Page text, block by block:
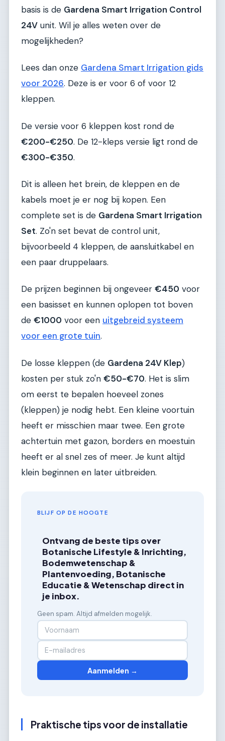
basis is de Gardena Smart Irrigation Control
24V unit. Wil je alles weten over de
mogelijkheden?
Lees dan onze Gardena Smart Irrigation gids
voor 2026. Deze is er voor 6 of voor 12
kleppen.
De versie voor 6 kleppen kost rond de
€200-€250. De 12-kleps versie ligt rond de
€300-€350.
Dit is alleen het brein, de kleppen en de
kabels moet je er nog bij kopen. Een
complete set is de Gardena Smart Irrigation
Set. Zo'n set bevat de control unit,
bijvoorbeeld 4 kleppen, de aansluitkabel en
een paar druppelaars.
De prijzen beginnen bij ongeveer €450 voor
een basisset en kunnen oplopen tot boven
de €1000 voor een uitgebreid systeem
voor een grote tuin.
De losse kleppen (de Gardena 24V Klep)
kosten per stuk zo'n €50-€70. Het is slim
om eerst te bepalen hoeveel zones
(kleppen) je nodig hebt. Een kleine voortuin
heeft er misschien maar twee. Een grote
achtertuin met gazon, borders en moestuin
heeft er al snel zes of meer. Je kunt altijd
klein beginnen en later uitbreiden.
BLIJF OP DE HOOGTE
Ontvang de beste tips over
Botanische Lifestyle & Inrichting,
Bodemwetenschap &
Plantenvoeding, Botanische
Educatie & Wetenschap direct in
je inbox.
Geen spam. Altijd afmelden mogelijk.
Aanmelden →
Praktische tips voor de installatie